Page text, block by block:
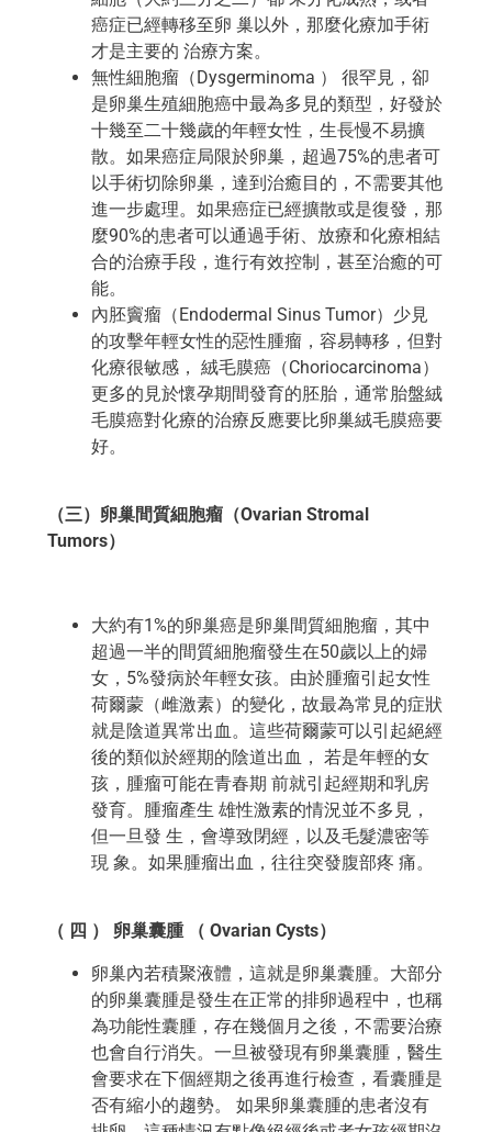
癌症已經轉移至卵 巢以外，那麼化療加手術
才是主要的 治療方案。
無性細胞瘤（Dysgerminoma ） 很罕見，卻
是卵巢生殖細胞癌中最為多見的類型，好發於
十幾至二十幾歲的年輕女性，生長慢不易擴
散。如果癌症局限於卵巢，超過75%的患者可
以手術切除卵巢，達到治癒目的，不需要其他
進一步處理。如果癌症已經擴散或是復發，那
麼90%的患者可以通過手術、放療和化療相結
合的治療手段，進行有效控制，甚至治癒的可
能。
內胚竇瘤（Endodermal Sinus Tumor）少見
的攻擊年輕女性的惡性腫瘤，容易轉移，但對
化療很敏感， 絨毛膜癌（Choriocarcinoma）
更多的見於懷孕期間發育的胚胎，通常胎盤絨
毛膜癌對化療的治療反應要比卵巢絨毛膜癌要
好。
（三）卵巢間質細胞瘤（Ovarian Stromal
Tumors）
大約有1%的卵巢癌是卵巢間質細胞瘤，其中
超過一半的間質細胞瘤發生在50歲以上的婦
女，5%發病於年輕女孩。由於腫瘤引起女性
荷爾蒙（雌激素）的變化，故最為常見的症狀
就是陰道異常出血。這些荷爾蒙可以引起絕經
後的類似於經期的陰道出血， 若是年輕的女
孩，腫瘤可能在青春期 前就引起經期和乳房
發育。腫瘤產生 雄性激素的情況並不多見，
但一旦發 生，會導致閉經，以及毛髮濃密等
現 象。如果腫瘤出血，往往突發腹部疼 痛。
（ 四 ） 卵巢囊腫 （ Ovarian Cysts）
卵巢內若積聚液體，這就是卵巢囊腫。大部分
的卵巢囊腫是發生在正常的排卵過程中，也稱
為功能性囊腫，存在幾個月之後，不需要治療
也會自行消失。一旦被發現有卵巢囊腫，醫生
會要求在下個經期之後再進行檢查，看囊腫是
否有縮小的趨勢。 如果卵巢囊腫的患者沒有